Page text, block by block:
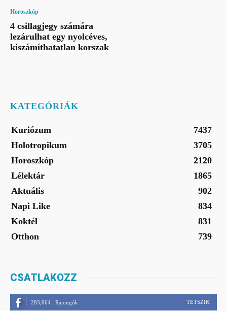
Horoszkóp
4 csillagjegy számára
lezárulhat egy nyolcéves,
kiszámíthatatlan korszak
KATEGÓRIÁK
Kuriózum
7437
Holotropikum
3705
Horoszkóp
2120
Lélektár
1865
Aktuális
902
Napi Like
834
Koktél
831
Otthon
739
CSATLAKOZZ
283,064 Rajongók TETSZIK